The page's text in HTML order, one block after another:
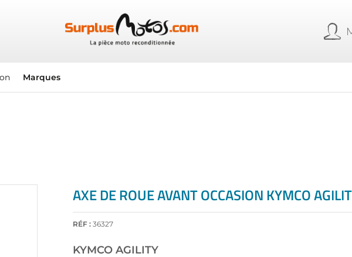
Marques
AXE DE ROUE AVANT OCCASION KYMCO
RÉF : 36327
KYMCO AGILITY